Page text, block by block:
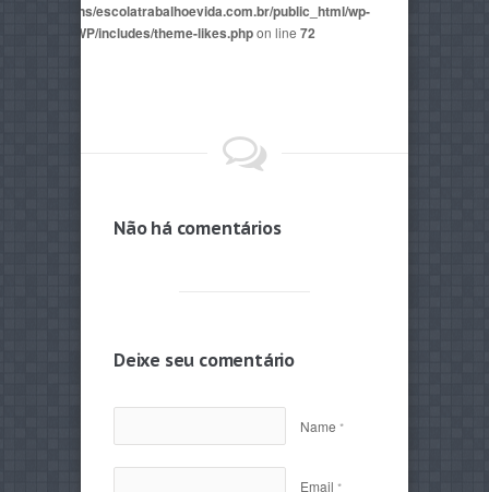
domains/escolatrabalhoevida.com.br/public_html/wp-
AegaeusWP/includes/theme-likes.phpon line 72
Não há comentários
Deixe seu comentário
Name *
Email *